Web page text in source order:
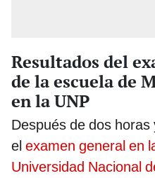
Resultados del
de la escuela de
en la UNP
Después de dos
el examen general en
Universidad Nacional